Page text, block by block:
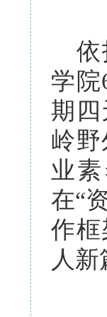
依
学
期
岭
业
在“
作
人